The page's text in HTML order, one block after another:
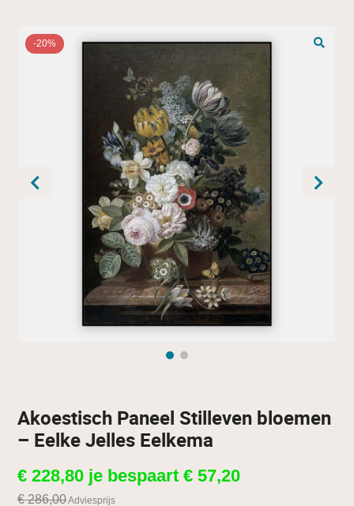
-20%
Akoestisch Paneel Stilleven bloemen
– Eelke Jelles Eelkema
€ 228,80 je bespaart€ 57,20
€286,00Adviesprijs